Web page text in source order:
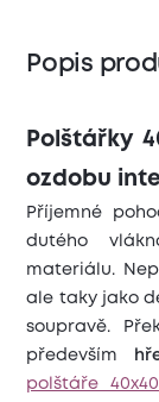
Popis
Polštářky
ozdobu
Příjemné
dutého
materiálu.
ale taky jako
soupravě.
především
polštáře 40x40